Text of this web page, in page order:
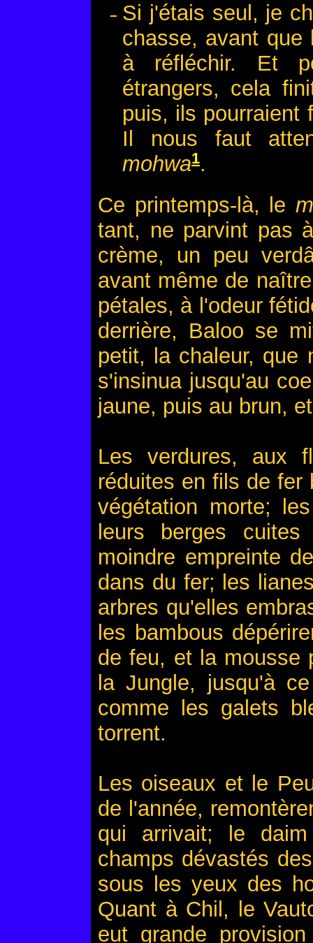
Si j'étais seul, je
chasse, avant que
à réfléchir. Et
étrangers, cela
puis, ils pourraient
Il nous faut
mohwa1.
Ce printemps-là, le
tant, ne parvint pas
crème, un peu
avant même de
pétales, à l'odeur
derrière, Baloo se
petit, la chaleur, que
s'insinua jusqu'au
jaune, puis au brun,
Les verdures, aux
réduites en fils de fer
végétation morte;
leurs berges
moindre empreinte
dans du fer; les
arbres qu'elles
les bambous
de feu, et la mousse
la Jungle, jusqu'à
comme les galets
torrent.
Les oiseaux et le
de l'année,
qui arrivait; le
champs dévastés
sous les yeux des
Quant à Chil, le
eut grande